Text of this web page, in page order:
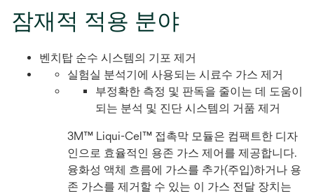
잠재적 적용 분야
벤치탑 순수 시스템의 기포 제거
실험실 분석기에 사용되는 시료수 가스 제거
부정확한 측정 및 판독을 줄이는 데 도움이
되는 분석 및 진단 시스템의 거품 제거
3M™ Liqui-Cel™ 접촉막 모듈은 컴팩트한 디자
인으로 효율적인 용존 가스 제어를 제공합니다.
융화성 액체 흐름에 가스를 추가(주입)하거나 용
존 가스를 제거할 수 있는 이 가스 전달 장치는